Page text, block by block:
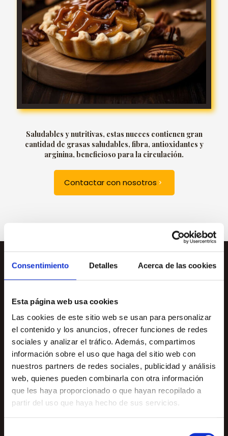
Consentimiento Detalles Acerca de las cookies
Esta página web usa cookies
Las cookies de este sitio web se usan para personalizar
el contenido y los anuncios, ofrecer funciones de redes
sociales y analizar el tráfico. Además, compartimos
información sobre el uso que haga del sitio web con
nuestros partners de redes sociales, publicidad y análisis
web, quienes pueden combinarla con otra información
que les haya proporcionado o que hayan recopilado a
partir del uso que haya hecho de sus servicios.
Saludables y nutritivas, estas nueces contienen gran
cantidad de grasas saludables, fibra, antioxidantes y
arginina, beneficioso para la circulación.
Contactar con nosotros
NuezPECANAel super fruto
seco que deberíamos incluir en
nuestra dieta.
beneficios destacados para la salud. Para empezar, sus